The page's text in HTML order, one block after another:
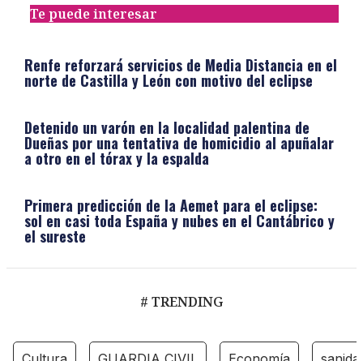
Te puede interesar
Renfe reforzará servicios de Media Distancia en el
norte de Castilla y León con motivo del eclipse
Detenido un varón en la localidad palentina de
Dueñas por una tentativa de homicidio al apuñalar
a otro en el tórax y la espalda
Primera predicción de la Aemet para el eclipse:
sol en casi toda España y nubes en el Cantábrico y
el sureste
# TRENDING